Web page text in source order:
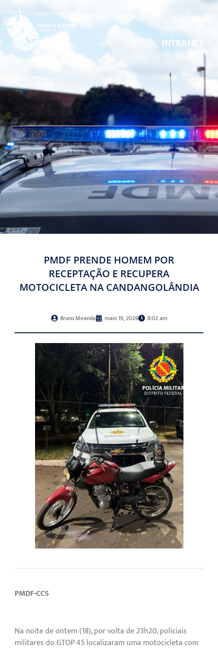
INTRANET
PMDF PRENDE HOMEM POR
RECEPTAÇÃO E RECUPERA
MOTOCICLETA NA CANDANGOLÂNDIA
Bruno Miranda maio 19, 2026 8:02 am
PMDF-CCS
Na noite de ontem (18), por volta de 23h20, policiais
militares do GTOP 45 localizaram uma motocicleta com